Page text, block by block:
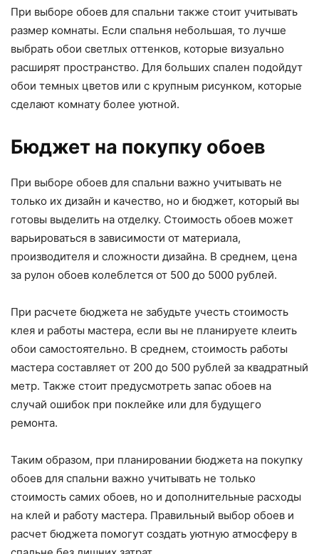
При выборе обоев для спальни также стоит учитывать
размер комнаты. Если спальня небольшая, то лучше
выбрать обои светлых оттенков, которые визуально
расширят пространство. Для больших спален подойдут
обои темных цветов или с крупным рисунком, которые
сделают комнату более уютной.
Бюджет на покупку обоев
При выборе обоев для спальни важно учитывать не
только их дизайн и качество, но и бюджет, который вы
готовы выделить на отделку. Стоимость обоев может
варьироваться в зависимости от материала,
производителя и сложности дизайна. В среднем, цена
за рулон обоев колеблется от 500 до 5000 рублей.
При расчете бюджета не забудьте учесть стоимость
клея и работы мастера, если вы не планируете клеить
обои самостоятельно. В среднем, стоимость работы
мастера составляет от 200 до 500 рублей за квадратный
метр. Также стоит предусмотреть запас обоев на
случай ошибок при поклейке или для будущего
ремонта.
Таким образом, при планировании бюджета на покупку
обоев для спальни важно учитывать не только
стоимость самих обоев, но и дополнительные расходы
на клей и работу мастера. Правильный выбор обоев и
расчет бюджета помогут создать уютную атмосферу в